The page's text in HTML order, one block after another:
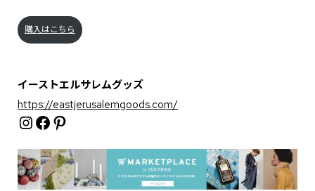
購入はこちら
イーストエルサレムグッズ
https://eastjerusalemgoods.com/
Instagram
Facebook
Pinterest